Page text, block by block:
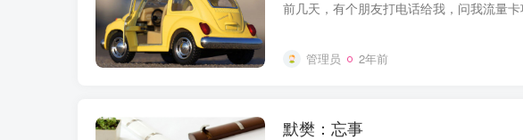
管理员 2年前
默樊：忘事